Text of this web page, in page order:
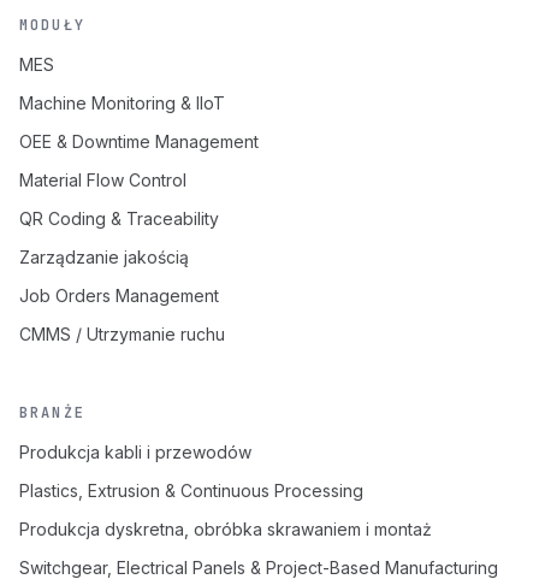
MODUŁY
MES
Machine Monitoring & IIoT
OEE & Downtime Management
Material Flow Control
QR Coding & Traceability
Zarządzanie jakością
Job Orders Management
CMMS / Utrzymanie ruchu
BRANŻE
Produkcja kabli i przewodów
Plastics, Extrusion & Continuous Processing
Produkcja dyskretna, obróbka skrawaniem i montaż
Switchgear, Electrical Panels & Project-Based Manufacturing